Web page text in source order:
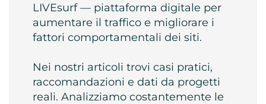
LIVEsurf — piattaforma digitale per
aumentare il traffico e migliorare i
fattori comportamentali dei siti.
Nei nostri articoli trovi casi pratici,
raccomandazioni e dati da progetti
reali. Analizziamo costantemente le